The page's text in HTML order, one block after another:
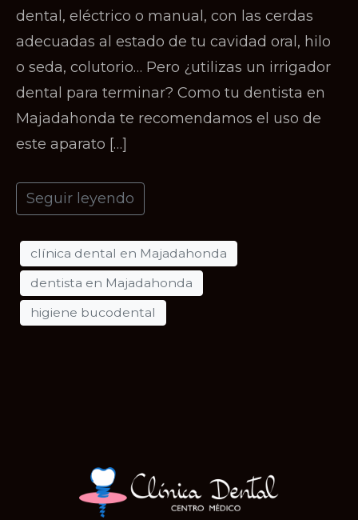
dental, eléctrico o manual, con las cerdas
adecuadas al estado de tu cavidad oral, hilo
o seda, colutorio… Pero ¿utilizas un irrigador
dental para terminar? Como tu dentista en
Majadahonda te recomendamos el uso de
este aparato […]
Seguir leyendo
clínica dental en Majadahonda
dentista en Majadahonda
higiene bucodental